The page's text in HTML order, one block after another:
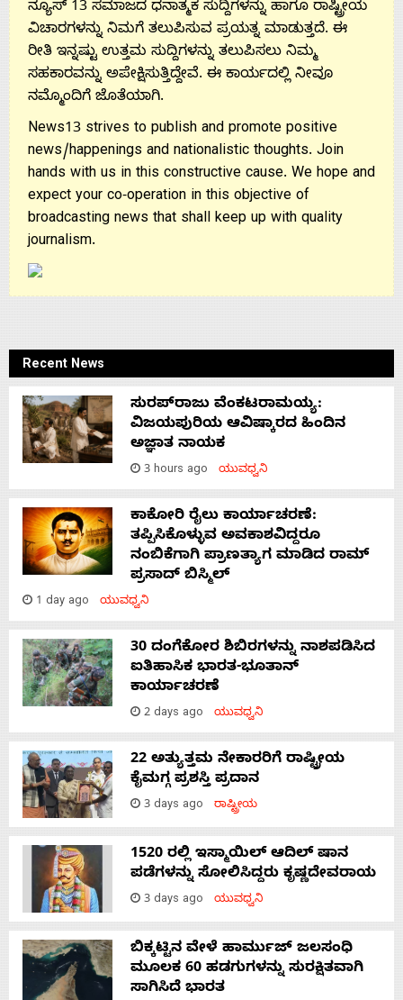
ನ್ಯೂಸ್ 13 ಸಮಾಜದ ಧನಾತ್ಮಕ ಸುದ್ದಿಗಳನ್ನು ಹಾಗೂ ರಾಷ್ಟ್ರೀಯ
ವಿಚಾರಗಳನ್ನು ನಿಮಗೆ ತಲುಪಿಸುವ ಪ್ರಯತ್ನ ಮಾಡುತ್ತದೆ. ಈ
ರೀತಿ ಇನ್ನಷ್ಟು ಉತ್ತಮ ಸುದ್ದಿಗಳನ್ನು ತಲುಪಿಸಲು ನಿಮ್ಮ
ಸಹಕಾರವನ್ನು ಅಪೇಕ್ಷಿಸುತ್ತಿದ್ದೇವೆ. ಈ ಕಾರ್ಯದಲ್ಲಿ ನೀವೂ
ನಮ್ಮೊಂದಿಗೆ ಜೊತೆಯಾಗಿ.
News13 strives to publish and promote positive
news/happenings and nationalistic thoughts. Join
hands with us in this constructive cause. We hope and
expect your co-operation in this objective of
broadcasting news that shall keep up with quality
journalism.
Recent News
ಸುರಪ್‌ರಾಜು ವೆಂಕಟರಾಮಯ್ಯ:
ವಿಜಯಪುರಿಯ ಆವಿಷ್ಕಾರದ ಹಿಂದಿನ
ಅಜ್ಞಾತ ನಾಯಕ
3 hours ago ಯುವಧ್ವನಿ
ಕಾಕೋರಿ ರೈಲು ಕಾರ್ಯಾಚರಣೆ:
ತಪ್ಪಿಸಿಕೊಳ್ಳುವ ಅವಕಾಶವಿದ್ದರೂ
ನಂಬಿಕೆಗಾಗಿ ಪ್ರಾಣತ್ಯಾಗ ಮಾಡಿದ ರಾಮ್
ಪ್ರಸಾದ್ ಬಿಸ್ಮಿಲ್
1 day ago ಯುವಧ್ವನಿ
30 ದಂಗೆಕೋರ ಶಿಬಿರಗಳನ್ನು ನಾಶಪಡಿಸಿದ
ಐತಿಹಾಸಿಕ ಭಾರತ-ಭೂತಾನ್
ಕಾರ್ಯಾಚರಣೆ
2 days ago ಯುವಧ್ವನಿ
22 ಅತ್ಯುತ್ತಮ ನೇಕಾರರಿಗೆ ರಾಷ್ಟ್ರೀಯ
ಕೈಮಗ್ಗ ಪ್ರಶಸ್ತಿ ಪ್ರದಾನ
3 days ago ರಾಷ್ಟ್ರೀಯ
1520 ರಲ್ಲಿ ಇಸ್ಮಾಯಿಲ್ ಆದಿಲ್ ಷಾನ
ಪಡೆಗಳನ್ನು ಸೋಲಿಸಿದ್ದರು ಕೃಷ್ಣದೇವರಾಯ
3 days ago ಯುವಧ್ವನಿ
ಬಿಕ್ಕಟ್ಟಿನ ವೇಳೆ ಹಾರ್ಮುಜ್ ಜಲಸಂಧಿ
ಮೂಲಕ 60 ಹಡಗುಗಳನ್ನು ಸುರಕ್ಷಿತವಾಗಿ
ಸಾಗಿಸಿದೆ ಭಾರತ